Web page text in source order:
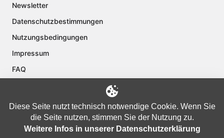
Newsletter
Datenschutzbestimmungen
Nutzungsbedingungen
Impressum
FAQ
Diese Seite nutzt technisch notwendige Cookie. Wenn Sie
die Seite nutzen, stimmen Sie der Nutzung zu.
Weitere Infos in unserer Datenschutzerklärung